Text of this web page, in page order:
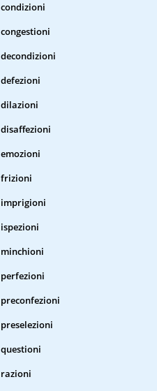
condizioni
congestioni
decondizioni
defezioni
dilazioni
disaffezioni
emozioni
frizioni
imprigioni
ispezioni
minchioni
perfezioni
preconfezioni
preselezioni
questioni
razioni